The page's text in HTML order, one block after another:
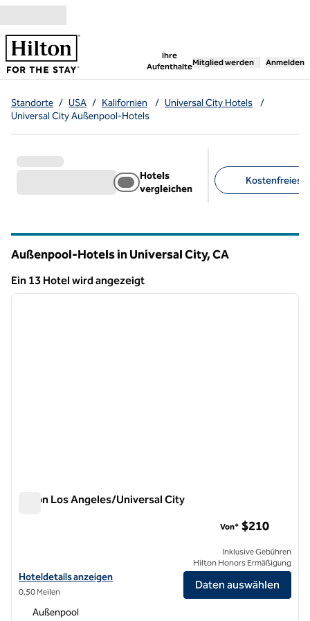
Weiter zum Inhalt
Ihre
Aufenthalte
,öffnet neue
Mitglied werden Anmelden
Standorte / USA / Kalifornien / Universal City Hotels
/
Universal City Außenpool-Hotels
Hotels
vergleichen
Kostenfreies
Außenpool-Hotels in Universal City,CA
Ein 13 Hotel wird angezeigt
Ein 13 Hotel wird angezeigt
1 von 11
Hilton Los Angeles/Universal City
Hoteldetails für das Hilton Los Angeles/Universal City anzeigen
Hoteldetails anzeigen
0,50 Meilen
Von* $210
Inklusive Gebühren
Hilton Honors Ermäßigung
Daten auswählen
Außenpool